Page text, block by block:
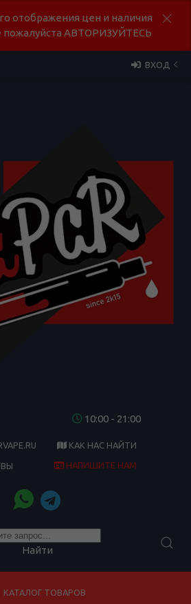
отображения цен и наличия
пожалуйста АВТОРИЗУЙТЕСЬ
ВХОД
10:00 - 21:00
КАК НАС НАЙТИ
НАПИШИТЕ НАМ
Найти
КАТАЛОГ ТОВАРОВ